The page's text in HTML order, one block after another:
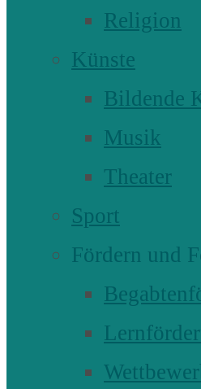
Religion
Künste
Bildende
Musik
Theater
Sport
Fördern und